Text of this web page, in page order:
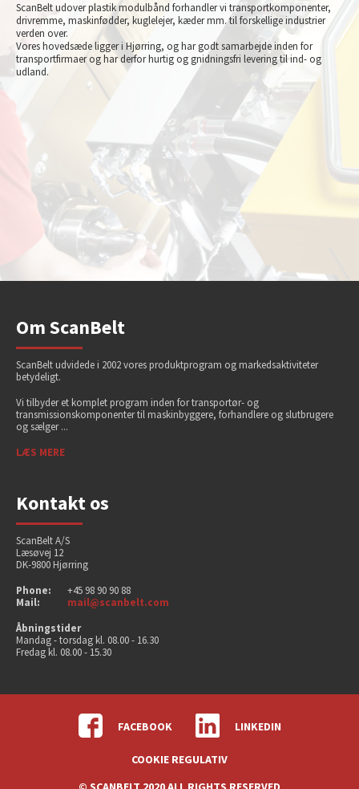
ScanBelt udover plastik modulbånd forhandler vi transportkomponenter,
drivremme, maskinfødder, kuglelejer, kæder mm. til forskellige industrier
verden over.
Vores hovedsæde ligger i Hjørring, og har godt samarbejde inden for
transportfirmaer og har derfor hurtig og gnidningsfri levering til ind- og
udland.
Om ScanBelt
ScanBelt udvidede i 2002 vores produktprogram og markedsaktiviteter
betydeligt.
Vi tilbyder et komplet program inden for transportør- og
transmissionskomponenter til maskinbyggere, forhandlere og slutbrugere
og sælger ...
LÆS MERE
Kontakt os
ScanBelt A/S
Læsøvej 12
DK-9800 Hjørring
Phone:
+45 98 90 90 88
Mail:
mail@scanbelt.com
Åbningstider
Mandag - torsdag kl. 08.00 - 16.30
Fredag kl. 08.00 - 15.30
FACEBOOK LINKEDIN
COOKIE REGULATIV